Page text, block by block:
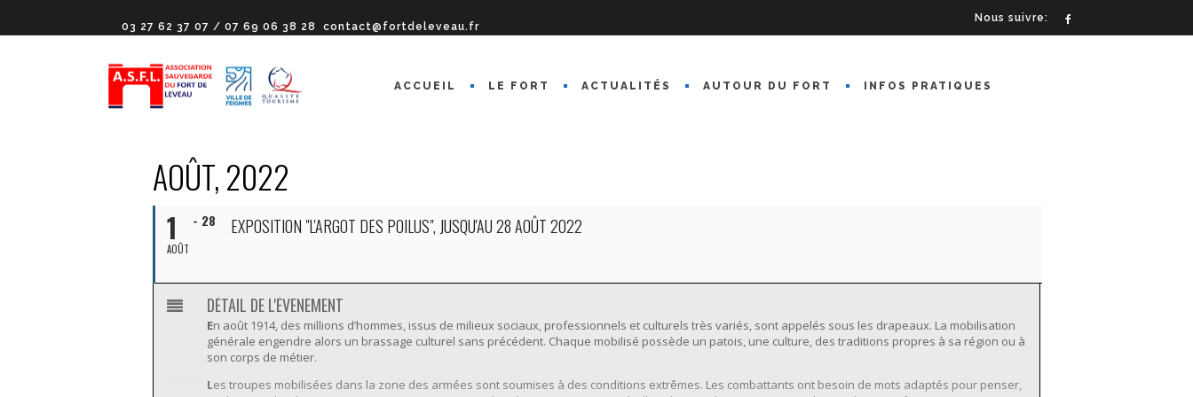
03 27 62 37 07 / 07 69 06 38 28 contact@fortdeleveau.fr
Nous suivre:
ACCUEIL LE FORT ACTUALITÉS AUTOUR DU FORT INFOS PRATIQUES
AOÛT, 2022
1
AOÛT
- 28 EXPOSITION "L'ARGOT DES POILUS", JUSQU'AU 28 AOÛT 2022
DÉTAIL DE L'ÉVENEMENT
En août 1914, des millions d’hommes, issus de milieux sociaux, professionnels et culturels très variés, sont appelés sous les drapeaux. La mobilisation
générale engendre alors un brassage culturel sans précédent. Chaque mobilisé possède un patois, une culture, des traditions propres à sa région ou à
son corps de métier.
Les troupes mobilisées dans la zone des armées sont soumises à des conditions extrêmes. Les combattants ont besoin de mots adaptés pour penser,